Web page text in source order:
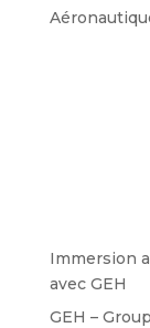
Immersion
avec GEH
GEH –